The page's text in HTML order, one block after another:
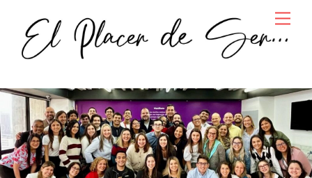
content